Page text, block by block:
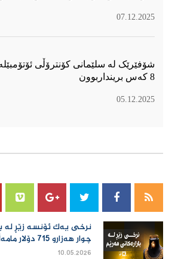
07.12.2025
شۆفێرێک لە سلێمانی کۆنترۆڵی
8 کەس برینداربوون
05.12.2025
نرخی یەك ئۆنسە زێڕ لە
چوار هەزارو 715 دۆلار مامەڵەی پێوە دەكرێت.
10.05.2026